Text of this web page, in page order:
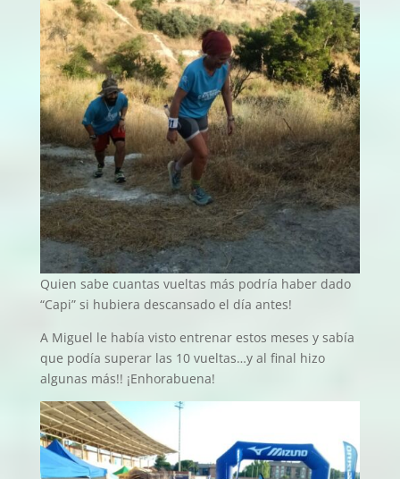
Quien sabe cuantas vueltas más podría haber dado
“Capi” si hubiera descansado el día antes!
A Miguel le había visto entrenar estos meses y sabía
que podía superar las 10 vueltas…y al final hizo
algunas más!! ¡Enhorabuena!